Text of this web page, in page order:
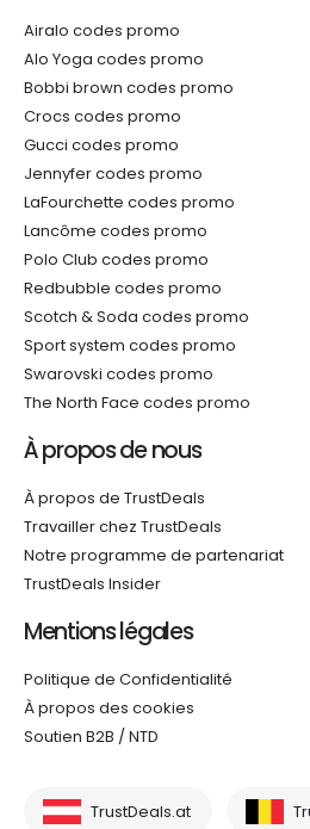
Airalo codes promo
Alo Yoga codes promo
Bobbi brown codes promo
Crocs codes promo
Gucci codes promo
Jennyfer codes promo
LaFourchette codes promo
Lancôme codes promo
Polo Club codes promo
Redbubble codes promo
Scotch & Soda codes promo
Sport system codes promo
Swarovski codes promo
The North Face codes promo
À propos de nous
À propos de TrustDeals
Travailler chez TrustDeals
Notre programme de partenariat
TrustDeals Insider
Mentions légales
Politique de Confidentialité
À propos des cookies
Soutien B2B / NTD
TrustDeals.at